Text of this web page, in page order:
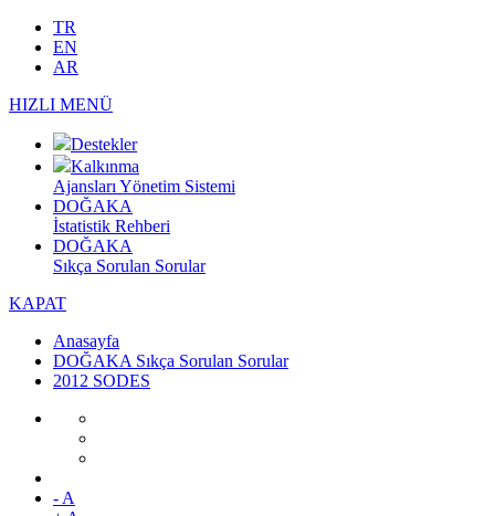
TR
EN
AR
HIZLI MENÜ
Destekler
Kalkınma
Ajansları Yönetim Sistemi
DOĞAKA
İstatistik Rehberi
DOĞAKA
Sıkça Sorulan Sorular
KAPAT
Anasayfa
DOĞAKA Sıkça Sorulan Sorular
2012 SODES
- A